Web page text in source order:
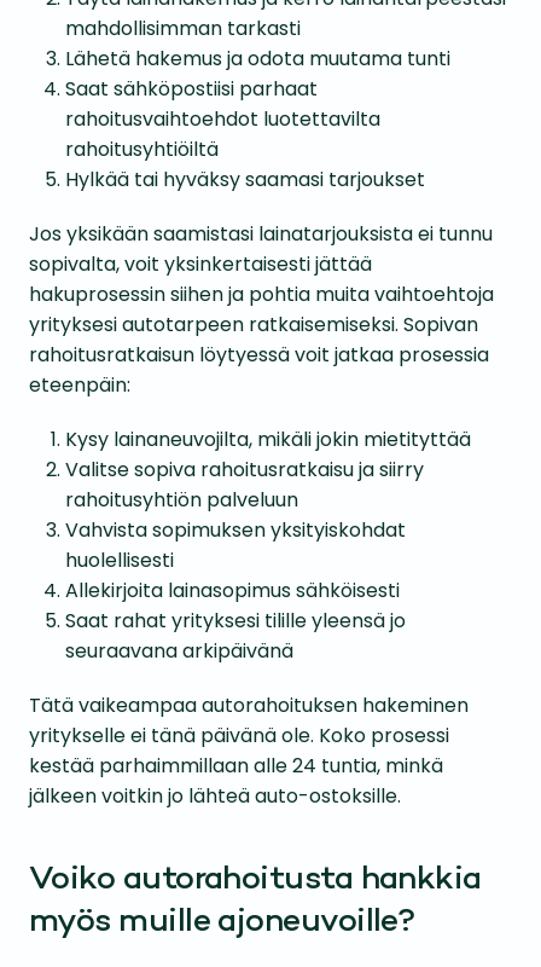
mahdollisimman tarkasti
Lähetä hakemus ja odota muutama tunti
Saat sähköpostiisi parhaat
rahoitusvaihtoehdot luotettavilta
rahoitusyhtiöiltä
Hylkää tai hyväksy saamasi tarjoukset
Jos yksikään saamistasi lainatarjouksista ei tunnu
sopivalta, voit yksinkertaisesti jättää
hakuprosessin siihen ja pohtia muita vaihtoehtoja
yrityksesi autotarpeen ratkaisemiseksi. Sopivan
rahoitusratkaisun löytyessä voit jatkaa prosessia
eteenpäin:
Kysy lainaneuvojilta, mikäli jokin mietityttää
Valitse sopiva rahoitusratkaisu ja siirry
rahoitusyhtiön palveluun
Vahvista sopimuksen yksityiskohdat
huolellisesti
Allekirjoita lainasopimus sähköisesti
Saat rahat yrityksesi tilille yleensä jo
seuraavana arkipäivänä
Tätä vaikeampaa autorahoituksen hakeminen
yritykselle ei tänä päivänä ole. Koko prosessi
kestää parhaimmillaan alle 24 tuntia, minkä
jälkeen voitkin jo lähteä auto-ostoksille.
Voiko autorahoitusta hankkia
myös muille ajoneuvoille?